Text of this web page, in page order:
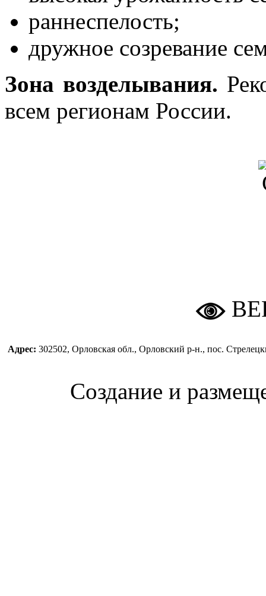
раннеспелость;
дружное созревание
Зона возделывания.
всем регионам России.
Адрес: 302502, Орловская обл., Орловский р-н., пос.
Создание и